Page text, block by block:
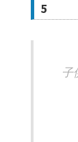
5
子